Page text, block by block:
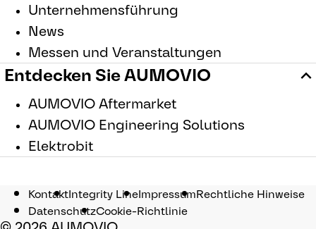
New |Audio
Unternehmensführung
News
Messen und Veranstaltungen
Entdecken Sie AUMOVIO
AUMOVIO Aftermarket
AUMOVIO Engineering Solutions
Elektrobit
KontaktIntegrity LineImpressumRechtliche Hinweise
DatenschutzCookie-Richtlinie